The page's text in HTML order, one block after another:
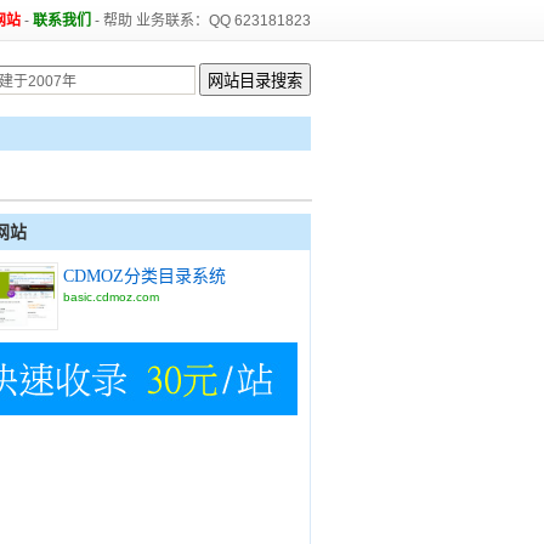
站 - 联系我们 - 帮助 业务联系：QQ 623181823
站
CDMOZ分类目录系统
basic.cdmoz.com